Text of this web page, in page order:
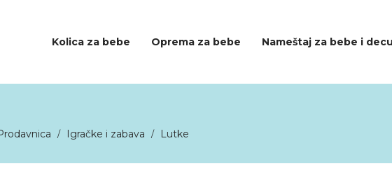
Kolica za bebe Oprema za bebe Nameštaj za bebe i decu
/ Igračke i zabava / Lutke